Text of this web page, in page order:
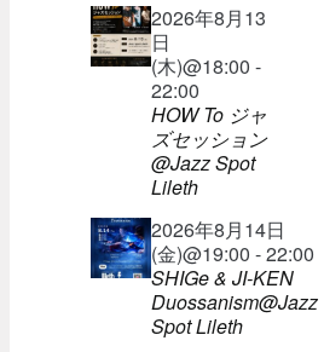
2026年8月13
日
(木)@18:00 -
22:00
HOW To ジャ
ズセッション
@Jazz Spot
Lileth
2026年8月14日
(金)@19:00 - 22:00
SHIGe & JI-KEN
Duossanism@Jazz
Spot Lileth